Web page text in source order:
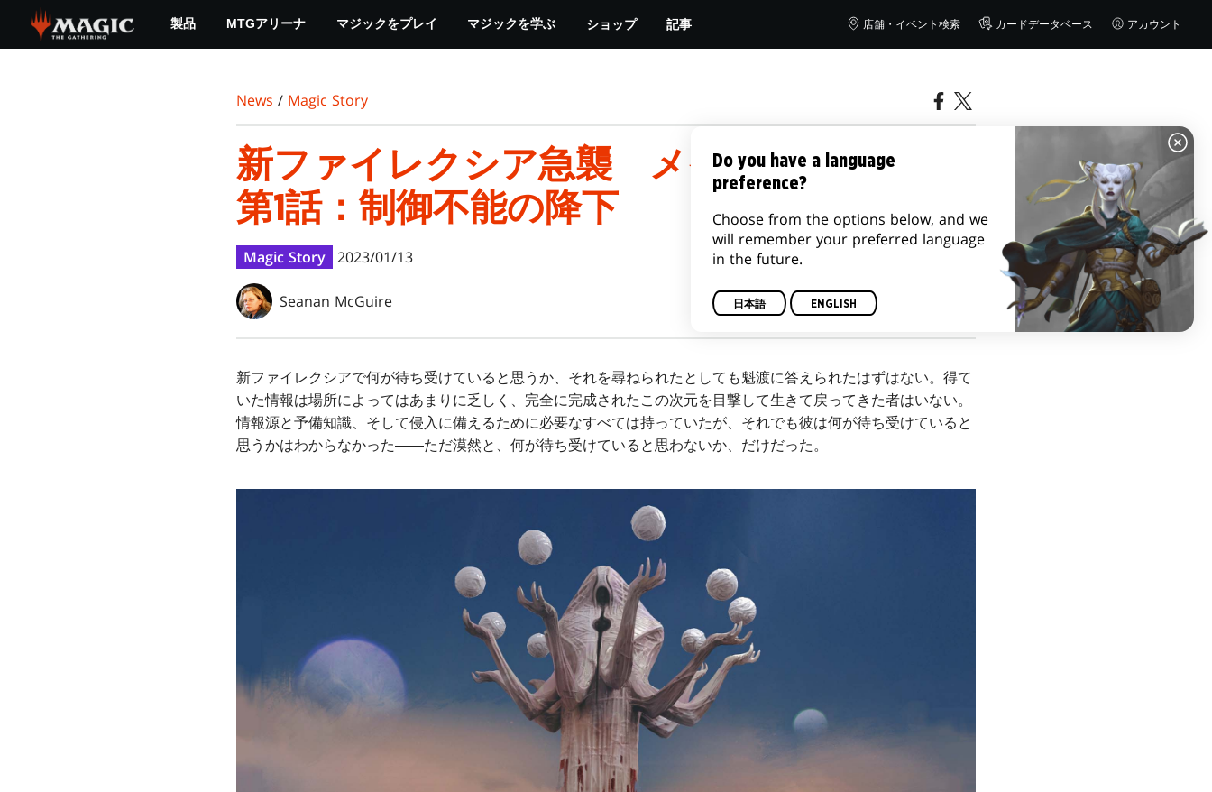
main
製品 MTGアリーナ マジックをプレイ マジックを学ぶ ショップ 記事 店舗・イベント検索 カードデータベース アカウント
News / Magic Story
新ファイレクシア急襲 メインストーリー
第1話：制御不能の降下
Magic Story 2023/01/13
Seanan McGuire
新ファイレクシアで何が待ち受けていると思うか、それを尋ねられたとしても魁渡に答えられたはずはない。得て
いた情報は場所によってはあまりに乏しく、完全に完成されたこの次元を目撃して生きて戻ってきた者はいない。
情報源と予備知識、そして侵入に備えるために必要なすべては持っていたが、それでも彼は何が待ち受けていると
思うかはわからなかった――ただ漠然と、何が待ち受けていると思わないか、だけだった。
Do you have a language
preference?
Choose from the options below, and we
will remember your preferred language
in the future.
日本語 ENGLISH